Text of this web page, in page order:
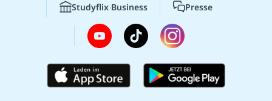
Studyflix Business Presse